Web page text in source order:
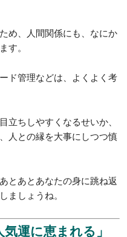
始める時期ではあります
よい影響を与えませんか
、神社に足を運ぶのがよい
に注意する」年で